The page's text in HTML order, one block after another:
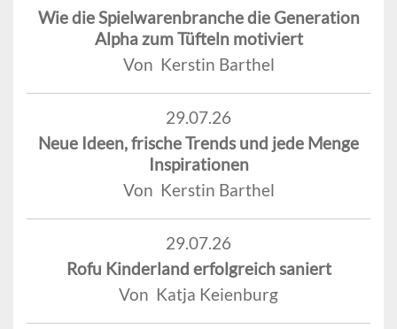
Wie die Spielwarenbranche die Generation
Alpha zum Tüfteln motiviert
Von Kerstin Barthel
29.07.26
Neue Ideen, frische Trends und jede Menge
Inspirationen
Von Kerstin Barthel
29.07.26
Rofu Kinderland erfolgreich saniert
Von Katja Keienburg